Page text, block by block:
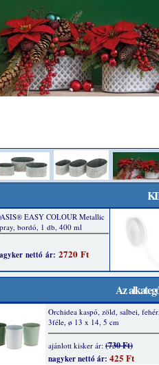
Az
Orchidea kaspó, zöld, salbei, fehér,
3féle, ø 13 x 14, 5 cm
ajánlott kisker ár: (730 Ft)
nagyker nettó ár: 425 Ft